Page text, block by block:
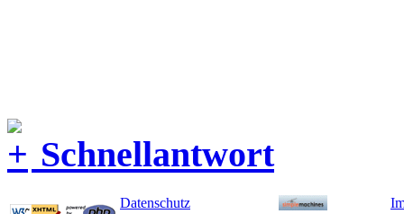
Schnellantwort
Datenschutz